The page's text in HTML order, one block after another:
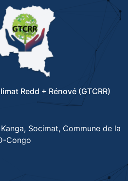
Redd + Rénové (GTCRR)
Socimat, Commune de la
Congo